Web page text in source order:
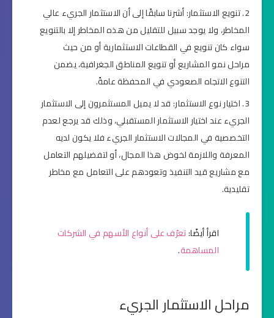
تنويع الاستثمار: أشرنا سابقًا إلى أن الاستثمار الجريء عالي
المخاطر، ولا يوجد سبيل للتقليل من هذه المخاطر إلا بالتنويع
سواء كان تنويع في القطاعات الاستثمارية أو من حيث
مراحل نمو المشاريع أو تنويع المناطق الجغرافية، يضمن
التنوع الاتجاه الصعودي في المحفظة عامةً.
اختيار نوع الاستثمار: قد لا يميل المستثمرون إلى الاستثمار
الجريء عند اختيار الاستثمار المستقبلي، وذلك قد يرجع لعدم
التخصصية في المجالات الاستثمار الجريء فلا يكون لديه
المعرفة واللازمة لخوض هذا المجال، أو لتفضيلهم التعامل
مع مشاريع قيد التنفيذ وتعودهم على التعامل مع مخاطر
تقليدية.
اقرأ أيضًا:تعرّف على أنواع الأسهم في الشركات
المساهمة.
مراحل الاستثمار الجريء